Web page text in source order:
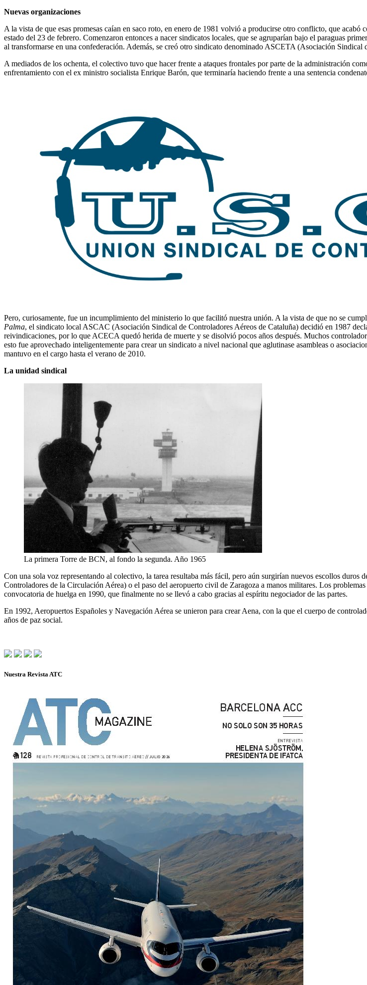
Nuevas organizaciones
A la vista de que esas promesas caían en saco roto, en enero de 1981 volvió a producirse otro conflicto, que
estado del 23 de febrero. Comenzaron entonces a nacer sindicatos locales, que se agruparían bajo el paraguas
al transformarse en una confederación. Además, se creó otro sindicato denominado ASCETA (Asociación
A mediados de los ochenta, el colectivo tuvo que hacer frente a ataques frontales por parte de la administración
enfrentamiento con el ex ministro socialista Enrique Barón, que terminaría haciendo frente a una sentencia
Pero, curiosamente, fue un incumplimiento del ministerio lo que facilitó nuestra unión. A la vista de que no se
Palma, el sindicato local ASCAC (Asociación Sindical de Controladores Aéreos de Cataluña) decidió en 1987
reivindicaciones, por lo que ACECA quedó herida de muerte y se disolvió pocos años después. Muchos
esto fue aprovechado inteligentemente para crear un sindicato a nivel nacional que aglutinase asambleas o
mantuvo en el cargo hasta el verano de 2010.
La unidad sindical
La primera Torre de BCN, al fondo la segunda. Año 1965
Con una sola voz representando al colectivo, la tarea resultaba más fácil, pero aún surgirían nuevos escollos
Controladores de la Circulación Aérea) o el paso del aeropuerto civil de Zaragoza a manos militares. Los
convocatoria de huelga en 1990, que finalmente no se llevó a cabo gracias al espíritu negociador de las partes.
En 1992, Aeropuertos Españoles y Navegación Aérea se unieron para crear Aena, con la que el cuerpo de
años de paz social.
Nuestra Revista ATC